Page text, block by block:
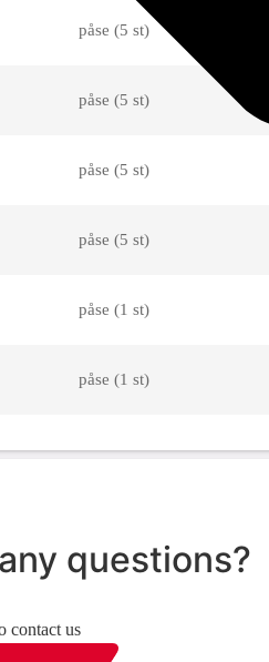
påse (5 st)
påse (5 st)
påse (5 st)
påse (5 st)
påse (1 st)
påse (1 st)
questions?
contact us